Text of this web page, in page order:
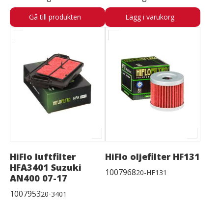
Gå till produkten Lägg i varukorg
HiFlo luftfilter
HFA3401 Suzuki
AN400 07-17
100795320-3401
HiFlo oljefilter HF131
100796820-HF131